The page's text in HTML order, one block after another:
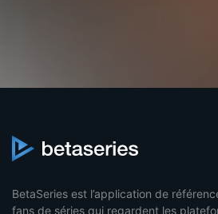
BetaSeries est l’application de
fans de séries qui regardent les